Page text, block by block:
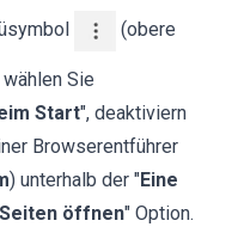
(obere
Sie
Start", deaktiviern
Browserentführer
) unterhalb der "Eine
öffnen" Option.